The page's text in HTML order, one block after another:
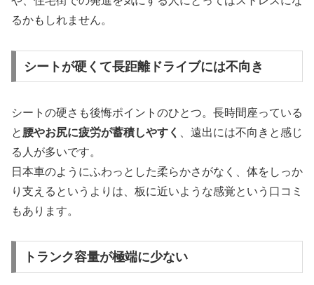
るかもしれません。
シートが硬くて長距離ドライブには不向き
シートの硬さも後悔ポイントのひとつ。長時間座っている
と 腰やお尻に疲労が蓄積しやすく
、遠出には不向きと感じ
る人が多いです。
日本車のようにふわっとした柔らかさがなく、体をしっか
り支えるというよりは、板に近いような感覚という口コミ
もあります。
トランク容量が極端に少ない